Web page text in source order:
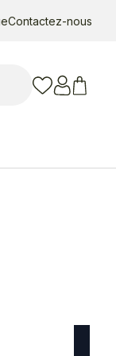
Contactez-nous